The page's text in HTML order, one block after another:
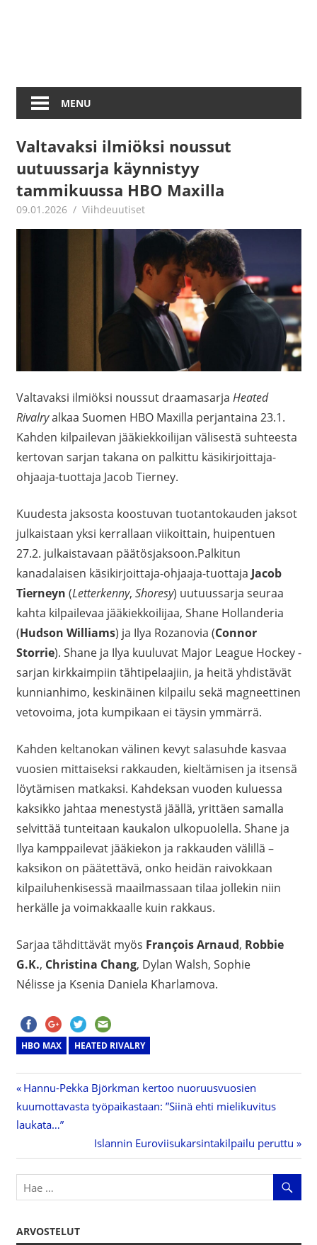
MENU
Valtavaksi ilmiöksi noussut
uutuussarja käynnistyy
tammikuussa HBO Maxilla
09.01.2026 Juha Kaunisto
Viihdeuutiset
Valtavaksi ilmiöksi noussut draamasarja Heated
Rivalryalkaa Suomen HBO Maxilla perjantaina 23.1.
Kahden kilpailevan jääkiekkoilijan välisestä suhteesta
kertovan sarjan takana on palkittu käsikirjoittaja-
ohjaaja-tuottaja Jacob Tierney.
Kuudesta jaksosta koostuvan tuotantokauden jaksot
julkaistaan yksi kerrallaan viikoittain, huipentuen
27.2. julkaistavaan päätösjaksoon.Palkitun
kanadalaisen käsikirjoittaja-ohjaaja-tuottaja Jacob
Tierneyn (Letterkenny, Shoresy) uutuussarja seuraa
kahta kilpailevaa jääkiekkoilijaa, Shane Hollanderia
(Hudson Williams) ja Ilya Rozanovia (Connor
Storrie). Shane ja Ilya kuuluvat Major League Hockey -
sarjan kirkkaimpiin tähtipelaajiin, ja heitä yhdistävät
kunnianhimo, keskinäinen kilpailu sekä magneettinen
vetovoima, jota kumpikaan ei täysin ymmärrä.
Kahden keltanokan välinen kevyt salasuhde kasvaa
vuosien mittaiseksi rakkauden, kieltämisen ja itsensä
löytämisen matkaksi. Kahdeksan vuoden kuluessa
kaksikko jahtaa menestystä jäällä, yrittäen samalla
selvittää tunteitaan kaukalon ulkopuolella. Shane ja
Ilya kamppailevat jääkiekon ja rakkauden välillä –
kaksikon on päätettävä, onko heidän raivokkaan
kilpailuhenkisessä maailmassaan tilaa jollekin niin
herkälle ja voimakkaalle kuin rakkaus.
Sarjaa tähdittävät myös François Arnaud, Robbie
G.K., Christina Chang, Dylan Walsh, Sophie
Nélisse ja Ksenia Daniela Kharlamova.
HBO MAX HEATED RIVALRY
Artikkelien
selaus
Previous
Post:
Hannu-Pekka Björkman kertoo nuoruusvuosien
kuumottavasta työpaikastaan: ”Siinä ehti mielikuvitus
laukata…”
Next
Post:
Islannin Euroviisukarsintakilpailu peruttu
ARVOSTELUT